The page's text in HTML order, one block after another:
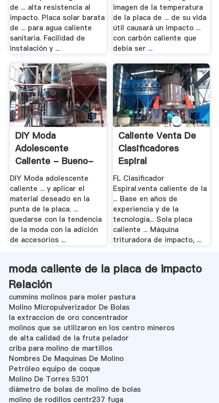
de ... alta resistencia al
impacto. Placa solar barata
de ... para agua caliente
sanitaria. Facilidad de
instalación y ...
imagen de la temperatura
de la placa de ... de su vida
útil causará un impacto ...
con carbón caliente que
debía ser ...
DIY Moda
Adolescente
Caliente - Bueno-
Saber
DIY Moda adolescente
caliente ... y aplicar el
material deseado en la
punta de la placa. ...
quedarse con la tendencia
de la moda con la adición
de accesorios ...
Caliente Venta De
Clasificadores
Espiral
FL Clasificador
Espiral.venta caliente de la
... Base en años de
experiencia y de la
tecnología... Sola placa
caliente ... Máquina
trituradora de impacto, ...
moda caliente de la placa de impacto
Relación
cummins molinos para moler pastura
Molino Micropulverizador De Bolas
la extraccion de oro concentrador
molinos que se utilizaron en los centro mineros
de alta calidad de la fruta pelador
criba para molino de martillos
Nombres De Maquinas De Molino
Petróleo equipo de coque
Molino De Torres 5301
diámetro de bolas de molino de bolas
molino de rodillos centr237 fuga